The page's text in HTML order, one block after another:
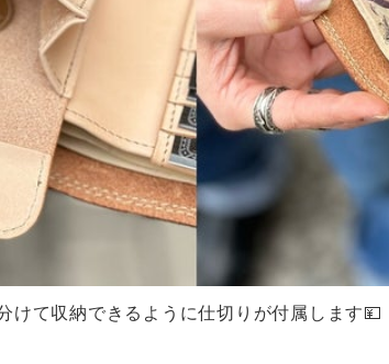
けて収納できるように仕切りが付属します💴